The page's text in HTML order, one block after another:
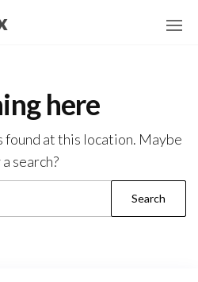
here
found at this location. Maybe
search?
for: